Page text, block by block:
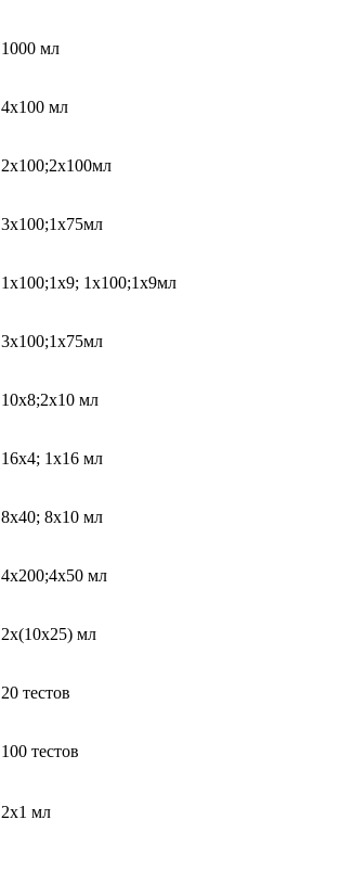
1000 мл
4x100 мл
2х100;2х100мл
3х100;1х75мл
1х100;1х9; 1х100;1х9мл
3х100;1х75мл
10х8;2х10 мл
16х4; 1х16 мл
8х40; 8х10 мл
4х200;4х50 мл
2х(10х25) мл
20 тестов
100 тестов
2х1 мл